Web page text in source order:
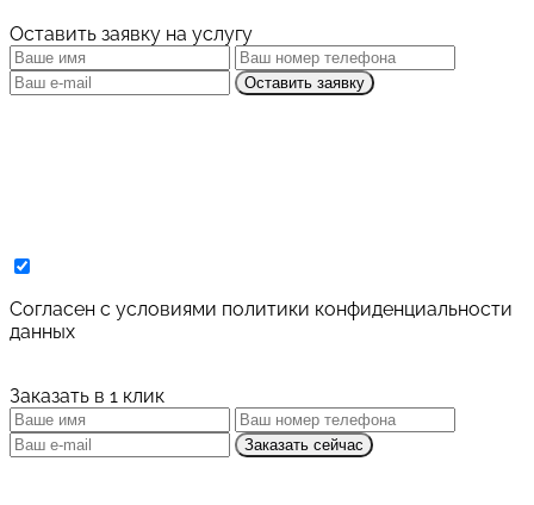
Оставить заявку на услугу
Оставить заявку
Cогласен с условиями политики конфиденциальности
данных
Заказать в 1 клик
Заказать сейчас